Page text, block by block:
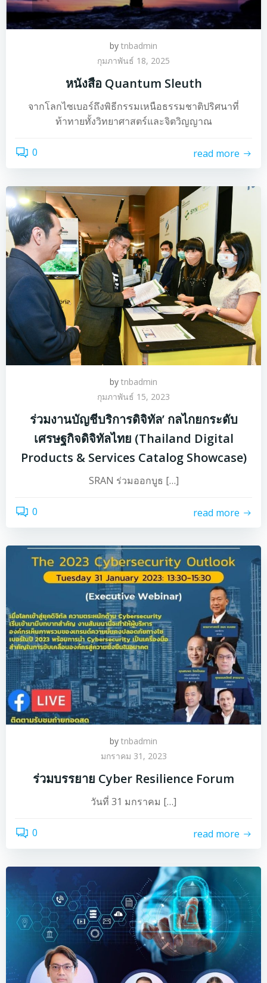
by tnbadmin
กุมภาพันธ์ 18, 2025
หนังสือ Quantum Sleuth
จากโลกไซเบอร์ถึงพิธีกรรมเหนือธรรมชาติปริศนาที่
ท้าทายทั้งวิทยาศาสตร์และจิตวิญญาณ
0 read more
by tnbadmin
กุมภาพันธ์ 15, 2023
ร่วมงานบัญชีบริการดิจิทัล’ กลไกยกระดับ
เศรษฐกิจดิจิทัลไทย (Thailand Digital
Products & Services Catalog Showcase)
SRAN ร่วมออกบูธ […]
0 read more
by tnbadmin
มกราคม 31, 2023
ร่วมบรรยาย Cyber Resilience Forum
วันที่ 31 มกราคม […]
0 read more